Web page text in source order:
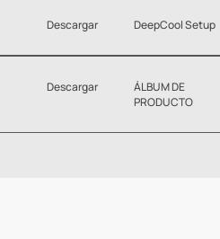
Descargar DeepCool Setup
Descargar
ÁLBUM DE
PRODUCTO